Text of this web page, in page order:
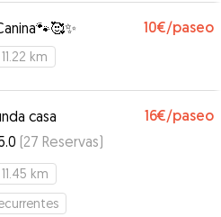
la vio encantada con Beatriz y
como si fuese conocida
minuto. Recomiendo al 100% a
Mil gracias Bea!”
10€/paseo
km
casa 16€/paseo
(27 Reservas)
km